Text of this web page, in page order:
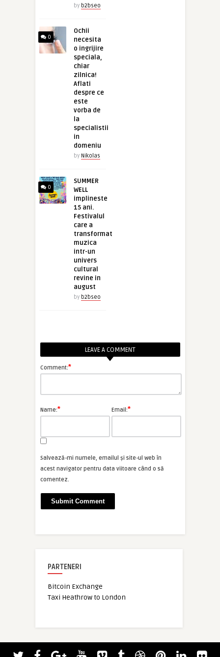
by b2bseo
0
Ochii
necesita
o ingrijire
speciala,
chiar
zilnica!
Aflati
despre ce
este
vorba de
la
specialistii
in
domeniu
by Nikolas
0
SUMMER
WELL
implineste
15 ani.
Festivalul
care a
transformat
muzica
intr-un
univers
cultural
revine in
august
by b2bseo
LEAVE A COMMENT
Comment:*
Name:* Email:*
Salvează-mi numele, emailul și site-ul web în
acest navigator pentru data viitoare când o să
comentez.
PARTENERI
Bitcoin Exchange
Taxi Heathrow to London